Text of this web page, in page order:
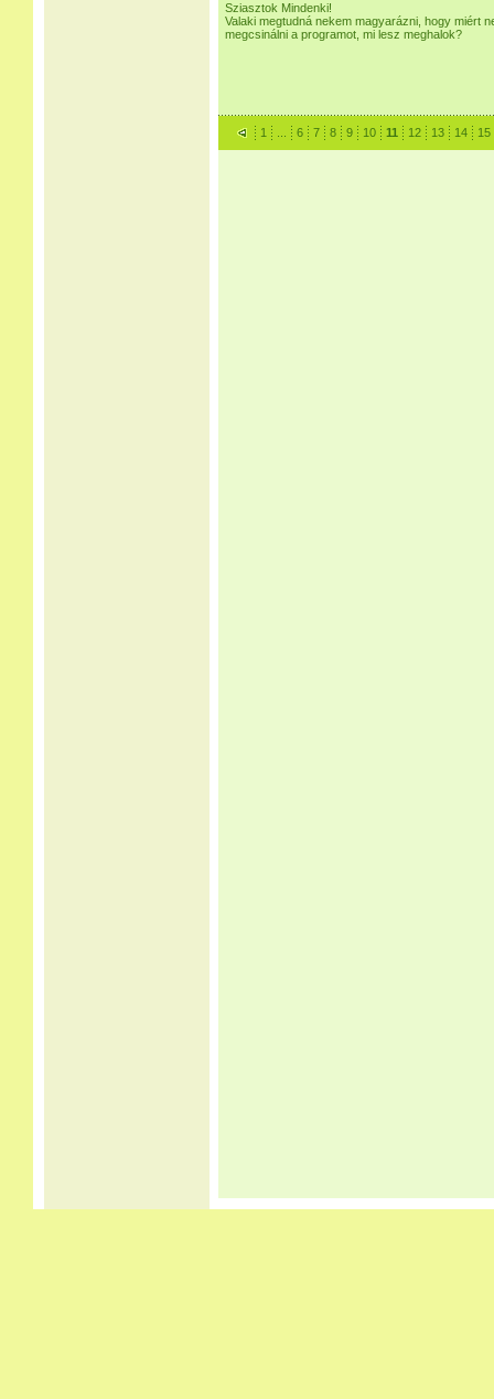
Sziasztok Mindenki!
Valaki megtudná nekem magyarázni, hogy miért
megcsinálni a programot, mi lesz meghalok?
1 6 7 8 9 10 11 12 13 14 15